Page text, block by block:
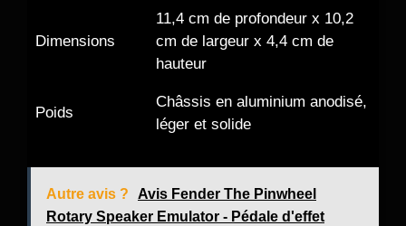
Dimensions
11,4 cm de profondeur x 10,2
cm de largeur x 4,4 cm de
hauteur
Poids
Châssis en aluminium anodisé,
léger et solide
Autre avis ?
Avis Fender The Pinwheel
Rotary Speaker Emulator - Pédale d'effet